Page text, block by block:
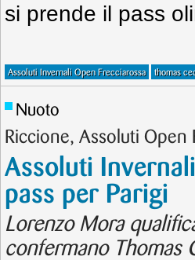
si prende il pass
Assoluti Invernali Open Frecciarossa thomas
Nuoto
Riccione, Assoluti Open
Assoluti
pass per Parigi
Lorenzo Mora
confermano Thomas